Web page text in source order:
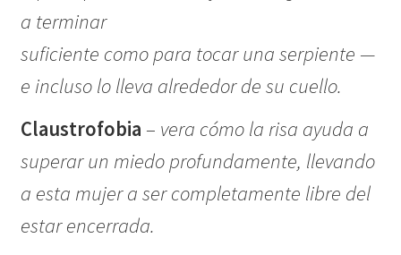
a terminar
suficiente como para tocar una serpiente —
e incluso lo lleva alrededor de su cuello.
Claustrofobia – vera cómo la risa ayuda a
superar un miedo profundamente, llevando
a esta mujer a ser completamente libre del
estar encerrada.